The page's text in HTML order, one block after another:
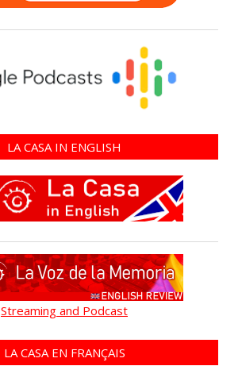
LA CASA IN ENGLISH
Streaming and Podcast
LA CASA EN FRANÇAIS